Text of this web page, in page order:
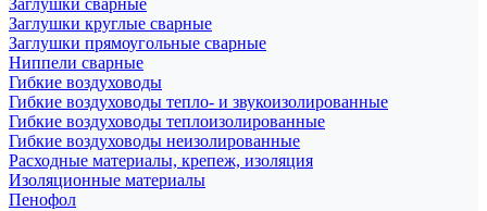
Заглушки сварные
Заглушки круглые сварные
Заглушки прямоугольные сварные
Ниппели сварные
Гибкие воздуховоды
Гибкие воздуховоды тепло- и звукоизолированные
Гибкие воздуховоды теплоизолированные
Гибкие воздуховоды неизолированные
Расходные материалы, крепеж, изоляция
Изоляционные материалы
Пенофол